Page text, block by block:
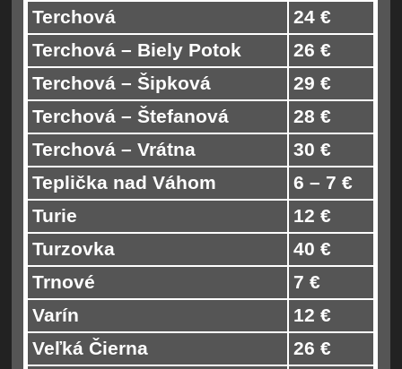
Terchová
24 €
Terchová – Biely Potok
26 €
Terchová – Šipková
29 €
Terchová – Štefanová
28 €
Terchová – Vrátna
30 €
Teplička nad Váhom
6 – 7 €
Turie
12 €
Turzovka
40 €
Trnové
7 €
Varín
12 €
Veľká Čierna
26 €